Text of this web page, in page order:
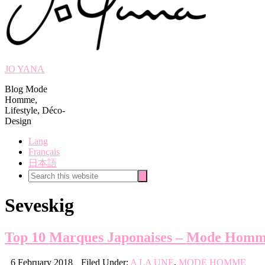
JO YANA
Blog Mode
Homme,
Lifestyle, Déco-
Design
Lang
Français
日本語
Search
this
Seveskig
Top 10 Marques Japonaises – Mode
6 February 2018 Filed Under: A LA UNE, MODE HOMME